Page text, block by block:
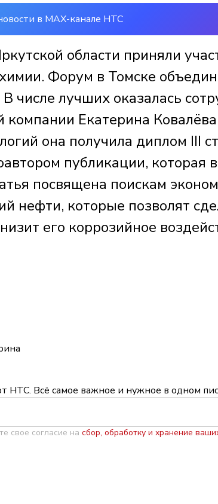
в MAX-канале НТС
области приняли
Форум в Томске
числе лучших оказалась
компании Екатерина
она получила диплом III
публикации, которая
посвящена поискам
нефти, которые позволят
его коррозийное
НТС. Всё самое важное и нужное в одном
свое согласие на сбор, обработку и хранение